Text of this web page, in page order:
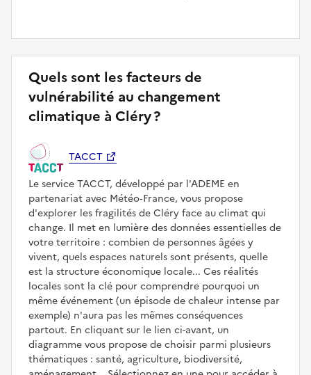
Quels sont les facteurs de
vulnérabilité au changement
climatique à Cléry ?
TACCT
Le service TACCT, développé par l'ADEME en
partenariat avec Météo‑France, vous propose
d'explorer les fragilités de Cléry face au climat qui
change. Il met en lumière des données essentielles de
votre territoire : combien de personnes âgées y
vivent, quels espaces naturels sont présents, quelle
est la structure économique locale... Ces réalités
locales sont la clé pour comprendre pourquoi un
même événement (un épisode de chaleur intense par
exemple) n'aura pas les mêmes conséquences
partout. En cliquant sur le lien ci-avant, un
diagramme vous propose de choisir parmi plusieurs
thématiques : santé, agriculture, biodiversité,